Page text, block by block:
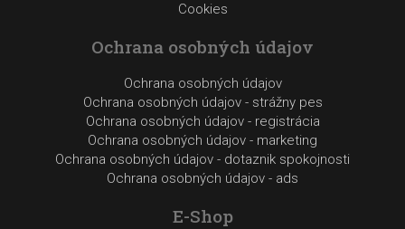
Cookies
Ochrana osobných údajov
Ochrana osobných údajov
Ochrana osobných údajov - strážny pes
Ochrana osobných údajov - registrácia
Ochrana osobných údajov - marketing
Ochrana osobných údajov - dotaznik spokojnosti
Ochrana osobných údajov - ads
E-Shop